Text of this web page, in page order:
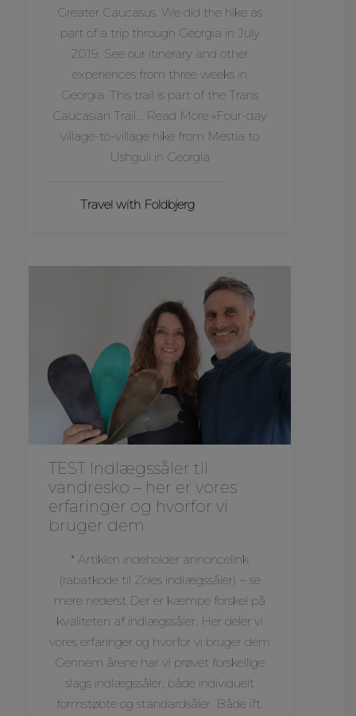
Greater Caucasus. We did the hike as
part of a trip through Georgia in July
2019. See our itinerary and other
experiences from three weeks in
Georgia. This trail is part of the Trans
Caucasian Trail… Read More »Four-day
village-to-village hike from Mestia to
Ushguli in Georgia
Travel with Foldbjerg
TEST Indlægssåler til
vandresko – her er vores
erfaringer og hvorfor vi
bruger dem
* Artiklen indeholder annoncelink
(rabatkode til Zoles indlægssåler) – se
mere nederst Der er kæmpe forskel på
kvaliteten af indlægssåler. Her deler vi
vores erfaringer og hvorfor vi bruger dem
Gennem årene har vi prøvet forskellige
slags indlægssåler, både individuelt
formstøbte og standardsåler. Både ift.